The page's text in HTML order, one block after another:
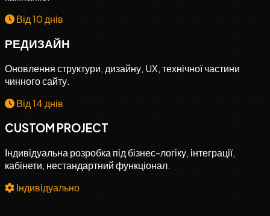
Від 10 днів
РЕДИЗАЙН
Оновлення структури, дизайну, UX, технічної частини
чинного сайту.
Від 14 днів
CUSTOM PROJECT
Індивідуальна розробка під бізнес-логіку, інтеграції,
кабінети, нестандартний функціонал.
Індивідуально